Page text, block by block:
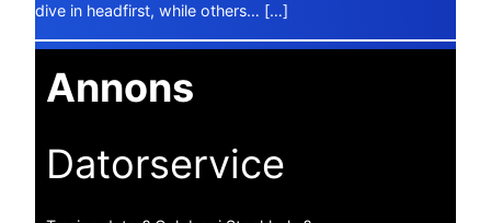
dive in headfirst, while others… […]
Annons
Datorservice